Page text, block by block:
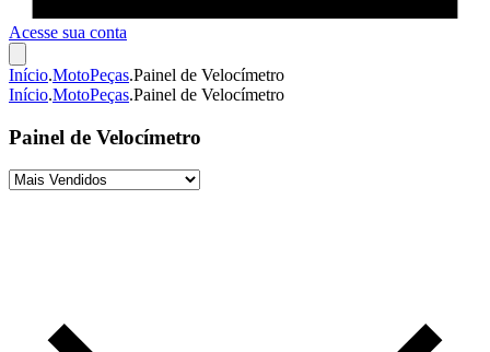
Acesse sua conta
Início.MotoPeças.Painel de Velocímetro
Início.MotoPeças.Painel de Velocímetro
Painel de Velocímetro